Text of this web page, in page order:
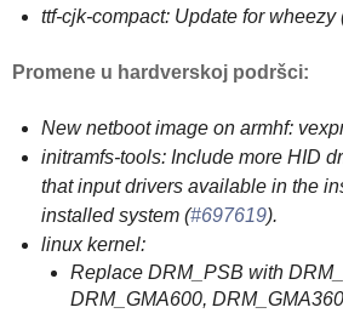
ttf-cjk-compact: Update for wheezy
Promene u hardverskoj podršci:
New netboot image on armhf:
initramfs-tools: Include more HID
that input drivers available in the
installed system (#697619).
linux kernel:
Replace DRM_PSB with
DRM_GMA600,